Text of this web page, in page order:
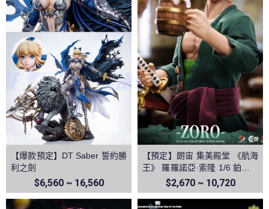
【爆款預定】DT Saber 誓約勝
利之劍
$6,560 ~ 16,560
【預定】朗宙 集美殿堂 《航海
王》 羅羅諾亞·索隆 1/6 鉑金矽
膠可動人偶$2,670 ~ 10,720